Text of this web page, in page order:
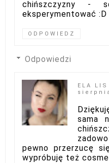
chińszczyzny -
eksperymentować :D
ODPOWIEDZ
Odpowiedzi
ELA LIS
sama
pewno przerzucę
wypróbuję też